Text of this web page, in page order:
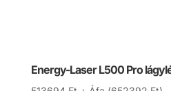
Energy-Laser L500 Pro